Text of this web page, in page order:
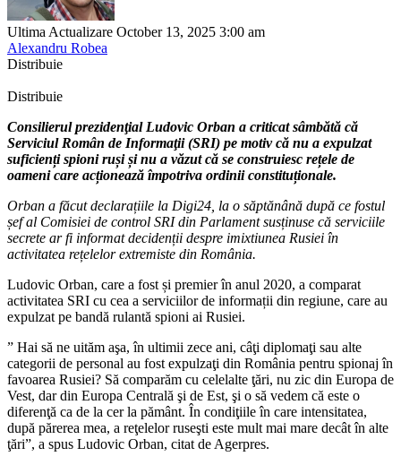
Ultima Actualizare October 13, 2025 3:00 am
Alexandru Robea
Distribuie
Distribuie
Consilierul prezidenţial Ludovic Orban a criticat sâmbătă că
Serviciul Român de Informaţii (SRI) pe motiv că nu a expulzat
suficienți spioni ruși și nu a văzut că se construiesc rețele de
oameni care acționează împotriva ordinii constituționale.
Orban a făcut declarațiile la Digi24, la o săptănână după ce fostul
șef al Comisiei de control SRI din Parlament susținuse că serviciile
secrete ar fi informat decidenții despre imixtiunea Rusiei în
activitatea rețelelor extremiste din România.
Ludovic Orban, care a fost și premier în anul 2020, a comparat
activitatea SRI cu cea a serviciilor de informații din regiune, care au
expulzat pe bandă rulantă spioni ai Rusiei.
” Hai să ne uităm aşa, în ultimii zece ani, câţi diplomaţi sau alte
categorii de personal au fost expulzaţi din România pentru spionaj în
favoarea Rusiei? Să comparăm cu celelalte ţări, nu zic din Europa de
Vest, dar din Europa Centrală şi de Est, şi o să vedem că este o
diferenţă ca de la cer la pământ. În condiţiile în care intensitatea,
după părerea mea, a reţelelor ruseşti este mult mai mare decât în alte
ţări”, a spus Ludovic Orban, citat de Agerpres.